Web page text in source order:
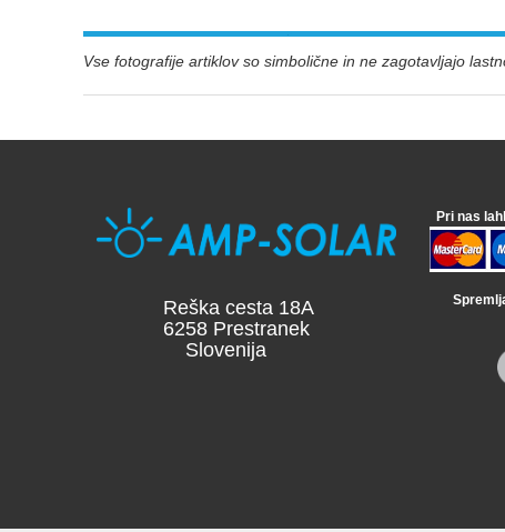
Vse fotografije artiklov so simbolične in ne zagotavljajo
Reška cesta 18A
6258 Prestranek
Slovenija
Pri nas